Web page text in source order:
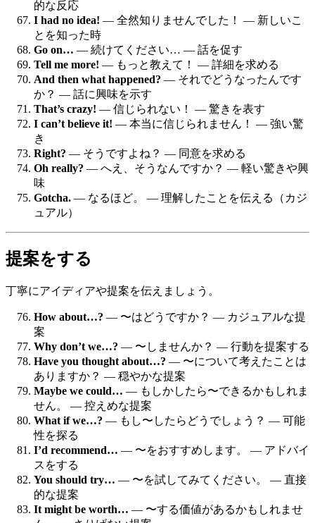
的な反応
I had no idea! — 全然知りませんでした！ — 新しいこ
とを知った時
Go on… — 続けてください… — 話を促す
Tell me more! — もっと教えて！ — 詳細を求める
And then what happened? — それでどうなったんです
か？ — 話に興味を示す
That’s crazy! — 信じられない！ — 驚きを表す
I can’t believe it! — 本当に信じられません！ — 強い驚
き
Right? — そうですよね？ — 同意を求める
Oh really? — へえ、そうなんですか？ — 軽い驚きや興
味
Gotcha. — なるほど。 — 理解したことを伝える（カジ
ュアル）
提案をする
丁寧にアイディアや提案を伝えましょう。
How about…? — 〜はどうですか？ — カジュアルな提
案
Why don’t we…? — 〜しませんか？ — 行動を提案する
Have you thought about…? — 〜について考えたことは
ありますか？ — 穏やかな提案
Maybe we could… — もしかしたら〜できるかもしれま
せん。 — 控えめな提案
What if we…? — もし〜したらどうでしょう？ — 可能
性を探る
I’d recommend… — 〜をおすすめします。 — アドバイ
スをする
You should try… — 〜を試してみてください。 — 直接
的な提案
It might be worth… — 〜する価値があるかもしれませ